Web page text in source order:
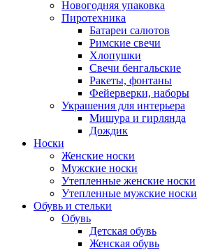
Новогодняя упаковка
Пиротехника
Батареи салютов
Римские свечи
Хлопушки
Свечи бенгальские
Ракеты, фонтаны
Фейерверки, наборы
Украшения для интерьера
Мишура и гирлянда
Дождик
Носки
Женские носки
Мужские носки
Утепленные женские носки
Утепленные мужские носки
Обувь и стельки
Обувь
Детская обувь
Женская обувь